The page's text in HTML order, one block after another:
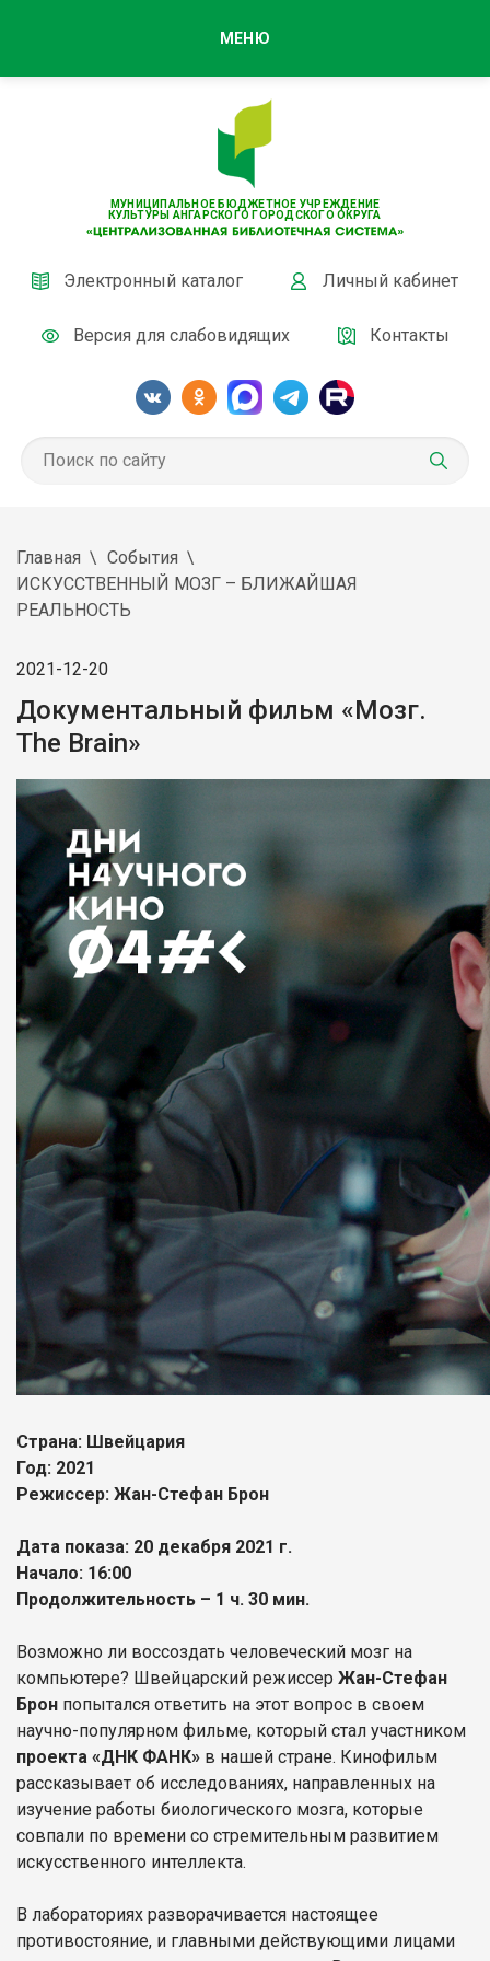
МУНИЦИПАЛЬНОЕ БЮДЖЕТНОЕ УЧРЕЖДЕНИЕ
КУЛЬТУРЫ АНГАРСКОГО ГОРОДСКОГО ОКРУГА
Электронный каталог Личный кабинет
Версия для слабовидящих Контакты
МЕНЮ
Главная
События
ИСКУССТВЕННЫЙ МОЗГ – БЛИЖАЙШАЯ
РЕАЛЬНОСТЬ
2021-12-20
Документальный фильм «Мозг.
The Brain»
Страна: Швейцария
Год: 2021
Режиссер: Жан-Стефан Брон
Дата показа: 20 декабря 2021 г.
Начало: 16:00
Продолжительность – 1 ч. 30 мин.
Возможно ли воссоздать человеческий мозг на
компьютере? Швейцарский режиссер Жан-Стефан
Брон попытался ответить на этот вопрос в своем
научно-популярном фильме, который стал участником
проекта «ДНК ФАНК» в нашей стране. Кинофильм
рассказывает об исследованиях, направленных на
изучение работы биологического мозга, которые
совпали по времени со стремительным развитием
искусственного интеллекта.
В лабораториях разворачивается настоящее
противостояние, и главными действующими лицами